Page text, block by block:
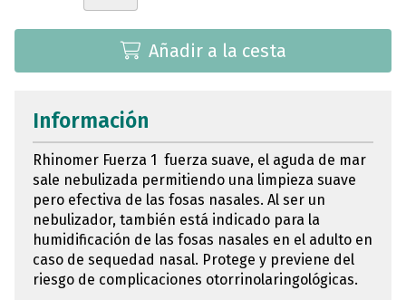
Añadir a la cesta
Información
Rhinomer Fuerza 1 fuerza suave, el aguda de mar
sale nebulizada permitiendo una limpieza suave
pero efectiva de las fosas nasales. Al ser un
nebulizador, también está indicado para la
humidificación de las fosas nasales en el adulto en
caso de sequedad nasal. Protege y previene del
riesgo de complicaciones otorrinolaringológicas.